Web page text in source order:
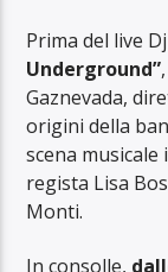
Prima del live
Underground”
Gaznevada,
origini della
scena
regista Lisa
Monti.
In consolle,